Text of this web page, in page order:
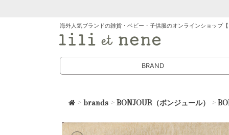
海外人気ブランドの雑貨・ベビー・子供服のオンラインショップ
BRAND
>brands >BONJOUR（ボンジュール） >